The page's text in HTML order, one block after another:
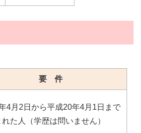
要 件
4月2日から平成20年4月1日まで
た人（学歴は問いません）